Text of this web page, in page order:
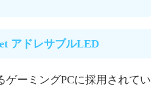
アドレサブルLED
ゲーミングPCに採用されてい